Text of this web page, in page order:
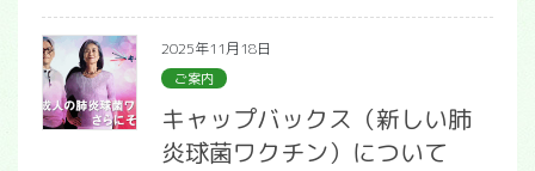
2025年11月18日
ご案内
キャップバックス（新しい肺
炎球菌ワクチン）について